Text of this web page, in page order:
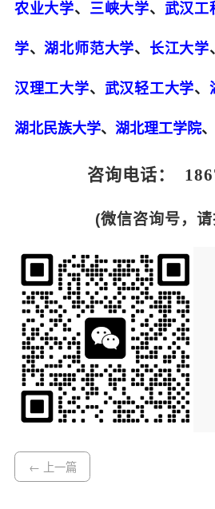
农业大学、 三峡大学、 武汉工
学、湖北师范大学、 长江大学
汉理工大学、 武汉轻工大学、
湖北民族大学、 湖北理工学院、
咨询电话：
(微信咨询号，
← 上一篇